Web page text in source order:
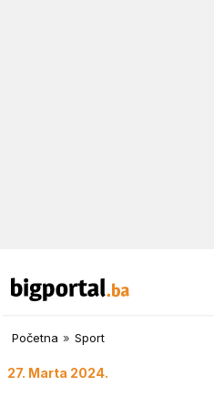
Početna » Sport
27. Marta 2024.